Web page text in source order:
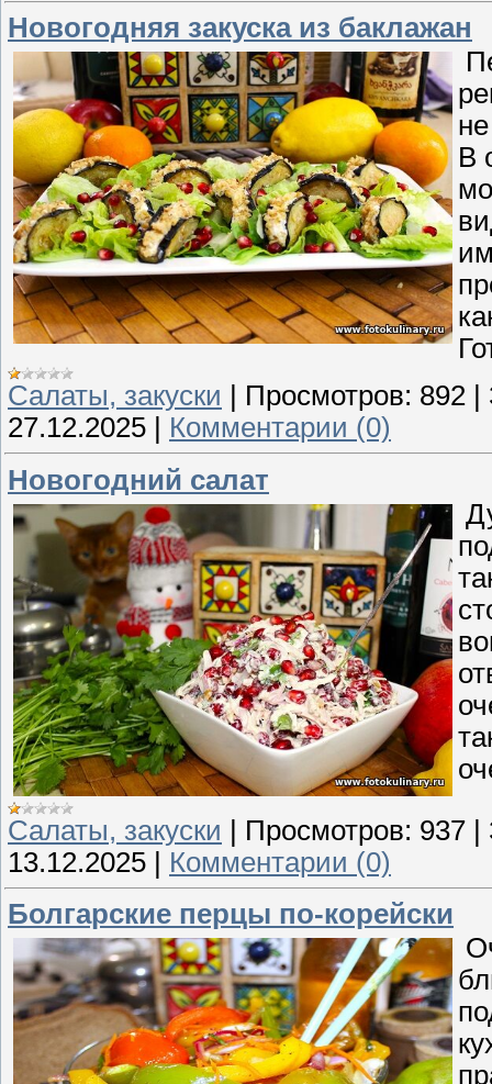
Новогодняя закуска из баклажан
В
Cалаты, закуски
Просмотров: 892
27.12.2025
Комментарии (0)
Новогодний салат
Cалаты, закуски | Просмотров: 937 |
13.12.2025 | Комментарии (0)
Болгарские перцы по-корейски